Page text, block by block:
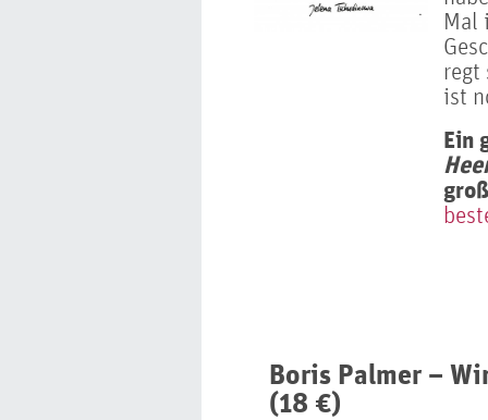
Mal
regt
ist
Ein
Boris Palmer –
(18 €)